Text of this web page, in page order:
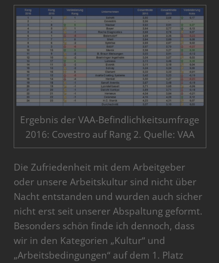
Ergebnis der VAA-Befindlichkeitsumfrage
2016: Covestro auf Rang 2. Quelle: VAA
Die Zufriedenheit mit dem Arbeitgeber
oder unsere Arbeitskultur sind nicht über
Nacht entstanden und wurden auch sicher
nicht erst seit unserer Abspaltung geformt.
Besonders schön finde ich dennoch, dass
wir in den Kategorien „Kultur“ und
„Arbeitsbedingungen“ auf dem 1. Platz